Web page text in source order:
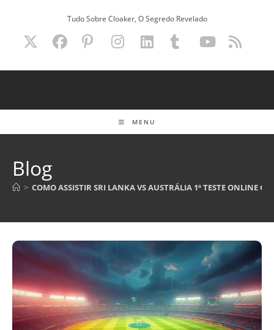
Tudo Sobre Cloaker, O Segredo Revelado
MENU
Blog
> COMO ASSISTIR SRI LANKA VS AUSTRÁLIA 1º TESTE ONLINE